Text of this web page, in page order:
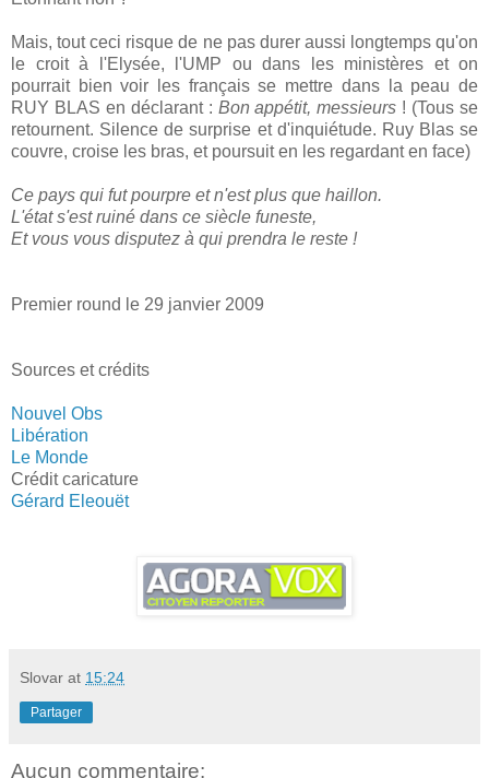
Mais, tout ceci risque de ne pas durer aussi longtemps qu'on
le croit à l'Elysée, l'UMP ou dans les ministères et on
pourrait bien voir les français se mettre dans la peau de
RUY BLAS en déclarant : Bon appétit, messieurs ! (Tous se
retournent. Silence de surprise et d'inquiétude. Ruy Blas se
couvre, croise les bras, et poursuit en les regardant en face)
Ce pays qui fut pourpre et n'est plus que haillon.
L'état s'est ruiné dans ce siècle funeste,
Et vous vous disputez à qui prendra le reste !
Premier round le 29 janvier 2009
Sources et crédits
Nouvel Obs
Libération
Le Monde
Crédit caricature
Gérard Eleouët
Slovar at 15:24
Partager
Aucun commentaire: